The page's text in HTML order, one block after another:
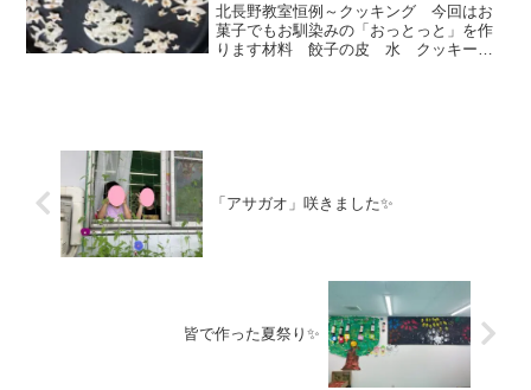
北長野教室恒例～クッキング 今回はお
菓子でもお馴染みの「おっとっと」を作
ります材料 餃子の皮 水 クッキー
「アサガオ」咲きました✨
皆で作った夏祭り✨